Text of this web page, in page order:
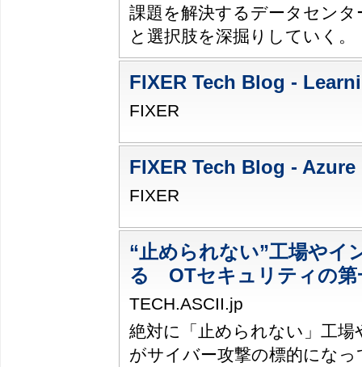
課題を解決するデータセンタ
と選択肢を深掘りしていく。
FIXER Tech Blog -
FIXER
FIXER Tech Blog - Azure
FIXER
“止められない”工場やイ
る OTセキュリティの第
TECH.ASCII.jp
絶対に「止められない」工場
がサイバー攻撃の標的にな